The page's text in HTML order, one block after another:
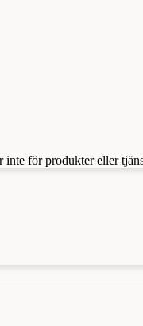
inte för produkter eller